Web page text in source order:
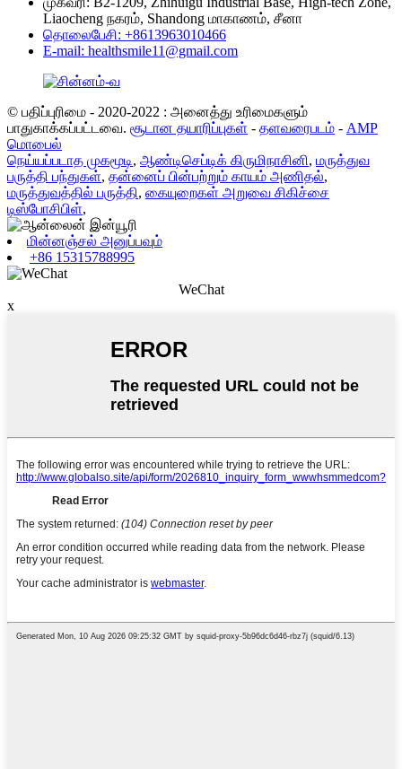
Liaocheng நகரம், Shandong மாகாணம், சீனா
தொலைபேசி: +8613963010466
E-mail: healthsmile11@gmail.com
© பதிப்புரிமை - 2020-2022 : அனைத்து உரிமைகளும்
பாதுகாக்கப்பட்டவை. சூடான தயாரிப்புகள் - தளவரைபடம் - AMP
மொபைல்
நெய்யப்படாத முகமூடி, ஆண்டிசெப்டிக் கிருமிநாசினி, மருத்துவ
பருத்தி பந்துகள், தன்னைப் பின்பற்றும் காயம் அணிதல்,
மருத்துவத்தில் பருத்தி, கையுறைகள் அறுவை சிகிச்சை
டிஸ்போசிபிள்,
மின்னஞ்சல் அனுப்பவும்
+86 15315788995
WeChat
x